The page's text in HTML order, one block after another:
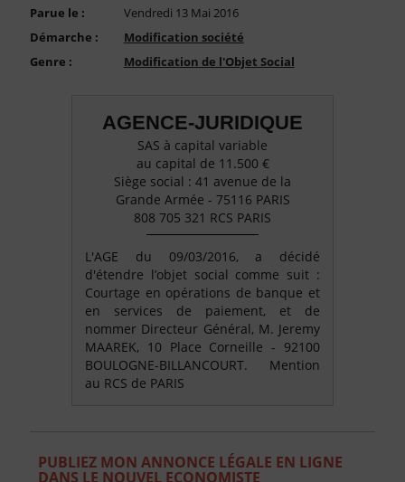
Parue le :
Vendredi 13 Mai 2016
Démarche :
Modification société
Genre :
Modification de l'Objet Social
AGENCE-JURIDIQUE
SAS à capital variable
au capital de 11.500 €
Siège social : 41 avenue de la
Grande Armée - 75116 PARIS
808 705 321 RCS PARIS
L'AGE du 09/03/2016, a décidé
d'étendre l’objet social comme suit :
Courtage en opérations de banque et
en services de paiement, et de
nommer Directeur Général, M. Jeremy
MAAREK, 10 Place Corneille - 92100
BOULOGNE-BILLANCOURT. Mention
au RCS de PARIS
PUBLIEZ MON ANNONCE LÉGALE EN LIGNE
DANS LE NOUVEL ECONOMISTE